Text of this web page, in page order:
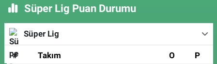
Süper Lig Puan Durumu
Süper Lig
# Takım O P